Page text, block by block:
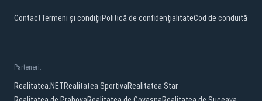
ContactTermeni și condițiiPolitică de confidențialitateCod de conduită
Parteneri:
Realitatea.NETRealitatea SportivaRealitatea Star